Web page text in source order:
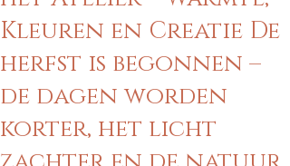
Kleuren en Creatie De
herfst is begonnen –
de dagen worden
korter, het licht